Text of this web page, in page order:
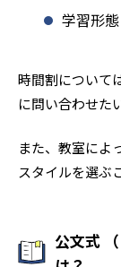
学習形
時間割について
に問い合わせた
また、教室によ
スタイルを選ぶ
公文式